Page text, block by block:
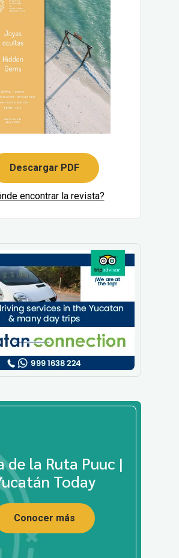
Descargar PDF
encontrar la revista?
de la Ruta Puuc |
Today
Conocer más